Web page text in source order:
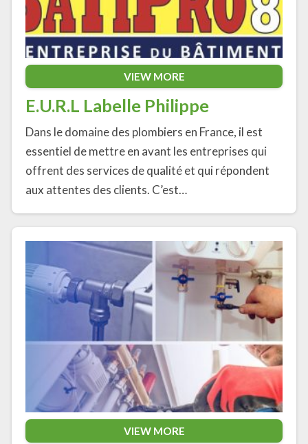
VIEW MORE
E.U.R.L Labelle Philippe
Dans le domaine des plombiers en France, il est
essentiel de mettre en avant les entreprises qui
offrent des services de qualité et qui répondent
aux attentes des clients. C’est…
VIEW MORE